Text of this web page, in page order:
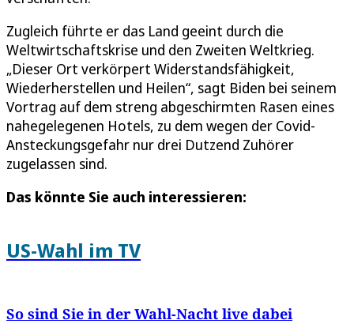
Zugleich führte er das Land geeint durch die
Weltwirtschaftskrise und den Zweiten Weltkrieg.
„Dieser Ort verkörpert Widerstandsfähigkeit,
Wiederherstellen und Heilen“, sagt Biden bei seinem
Vortrag auf dem streng abgeschirmten Rasen eines
nahegelegenen Hotels, zu dem wegen der Covid-
Ansteckungsgefahr nur drei Dutzend Zuhörer
zugelassen sind.
Das könnte Sie auch interessieren:
US-Wahl im TV
So sind Sie in der Wahl-Nacht live dabei